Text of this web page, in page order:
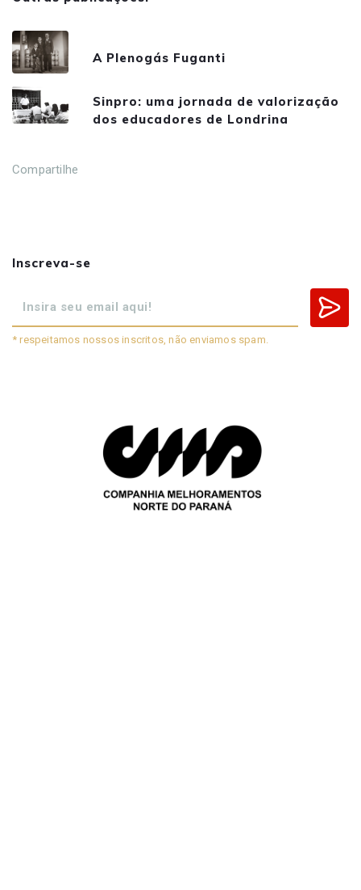
A Plenogás Fuganti
Sinpro: uma jornada de valorização
dos educadores de Londrina
Compartilhe
Inscreva-se
* respeitamos nossos inscritos, não enviamos spam.